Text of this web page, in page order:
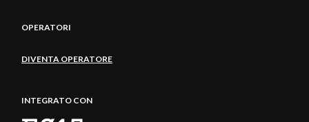
OPERATORI
DIVENTA OPERATORE
INTEGRATO CON